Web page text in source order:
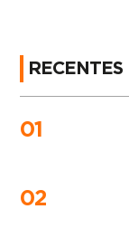
RECENTES
01
02